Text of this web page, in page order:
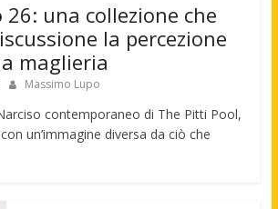
una collezione che
la percezione
maglieria
Massimo Lupo
contemporaneo di The Pitti Pool,
un’immagine diversa da ciò che